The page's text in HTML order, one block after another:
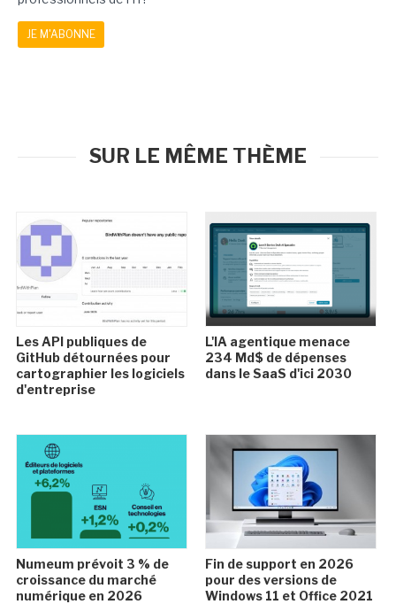
JE M'ABONNE
SUR LE MÊME THÈME
Les API publiques de
GitHub détournées pour
cartographier les logiciels
d'entreprise
L'IA agentique menace
234 Md$ de dépenses
dans le SaaS d'ici 2030
Numeum prévoit 3 % de
croissance du marché
numérique en 2026
Fin de support en 2026
pour des versions de
Windows 11 et Office 2021